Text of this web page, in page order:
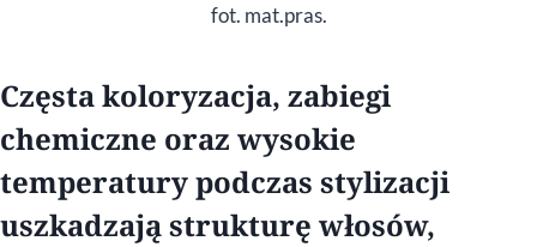
fot. mat.pras.
Częsta koloryzacja, zabiegi
chemiczne oraz wysokie
temperatury podczas stylizacji
uszkadzają strukturę włosów,